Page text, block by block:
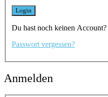
Du hast noch keinen Account?
Passwort vergessen?
Anmelden